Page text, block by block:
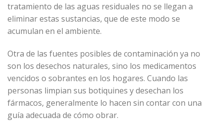
tratamiento de las aguas residuales no se llegan a
eliminar estas sustancias, que de este modo se
acumulan en el ambiente.
Otra de las fuentes posibles de contaminación ya no
son los desechos naturales, sino los medicamentos
vencidos o sobrantes en los hogares. Cuando las
personas limpian sus botiquines y desechan los
fármacos, generalmente lo hacen sin contar con una
guía adecuada de cómo obrar.